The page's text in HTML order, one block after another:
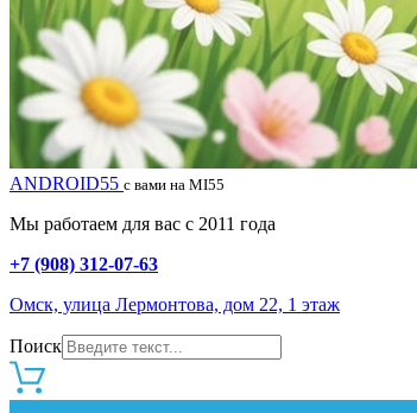
ANDROID55 с вами на MI55
Мы работаем для вас с 2011 года
+7 (908) 312-07-63
Омск, улица Лермонтова, дом 22, 1 этаж
Поиск